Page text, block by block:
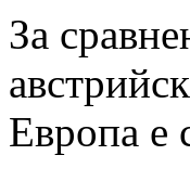
За
Европа е